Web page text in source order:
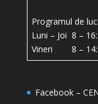
Programul de
Luni – Joi 8 –
Vineri 8 –
Facebook –